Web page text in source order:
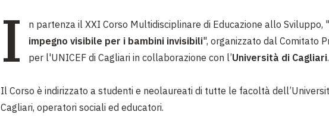
I n partenza il XXI Corso Multidisciplinare di Educazione allo Sviluppo, "
impegno visibile per i bambini invisibili", organizzato dal Comitato
per l'UNICEF di Cagliari in collaborazione con l’Università di Cagliari.
Il Corso è indirizzato a studenti e neolaureati di tutte le facoltà
Cagliari, operatori sociali ed educatori.